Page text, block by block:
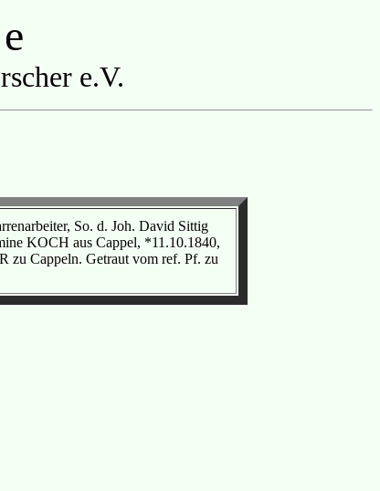
e.V.
So. d. Joh. David Sittig
KOCH aus Cappel, *11.10.1840,
zu Cappeln. Getraut vom ref. Pf. zu